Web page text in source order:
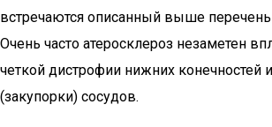
встречаются описанный выше
Очень часто атеросклероз незаметен
четкой дистрофии нижних конечностей
(закупорки) сосудов.